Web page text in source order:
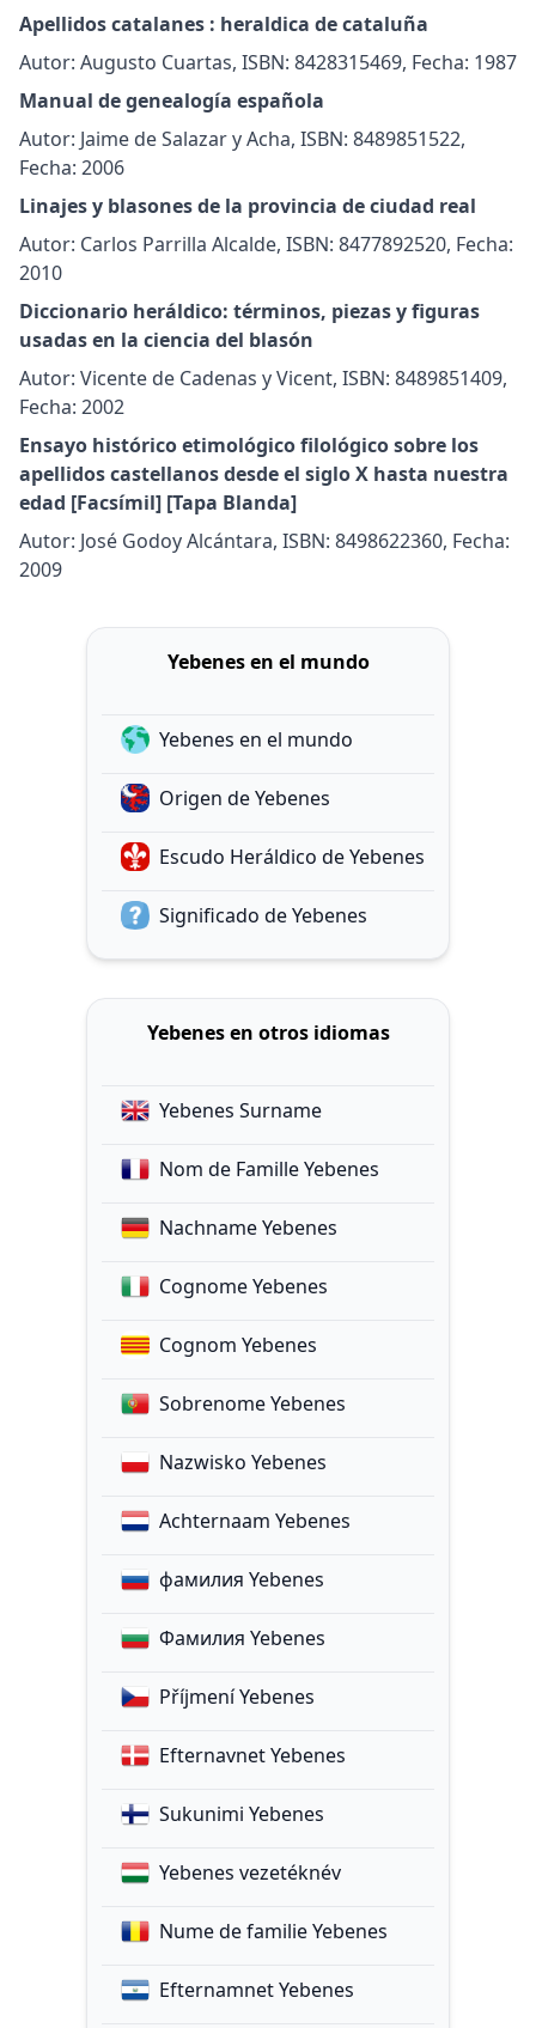
Apellidos catalanes : heraldica de cataluña
Autor: Augusto Cuartas, ISBN: 8428315469, Fecha: 1987
Manual de genealogía española
Autor: Jaime de Salazar y Acha, ISBN: 8489851522,
Fecha: 2006
Linajes y blasones de la provincia de ciudad real
Autor: Carlos Parrilla Alcalde, ISBN: 8477892520, Fecha:
2010
Diccionario heráldico: términos, piezas y figuras
usadas en la ciencia del blasón
Autor: Vicente de Cadenas y Vicent, ISBN: 8489851409,
Fecha: 2002
Ensayo histórico etimológico filológico sobre los
apellidos castellanos desde el siglo X hasta nuestra
edad [Facsímil] [Tapa Blanda]
Autor: José Godoy Alcántara, ISBN: 8498622360, Fecha:
2009
Yebenes en el mundo
Yebenes en el mundo
Origen de Yebenes
Escudo Heráldico de Yebenes
Significado de Yebenes
Yebenes en otros idiomas
Yebenes Surname
Nom de Famille Yebenes
Nachname Yebenes
Cognome Yebenes
Cognom Yebenes
Sobrenome Yebenes
Nazwisko Yebenes
Achternaam Yebenes
фамилия Yebenes
Фамилия Yebenes
Příjmení Yebenes
Efternavnet Yebenes
Sukunimi Yebenes
Yebenes vezetéknév
Nume de familie Yebenes
Efternamnet Yebenes